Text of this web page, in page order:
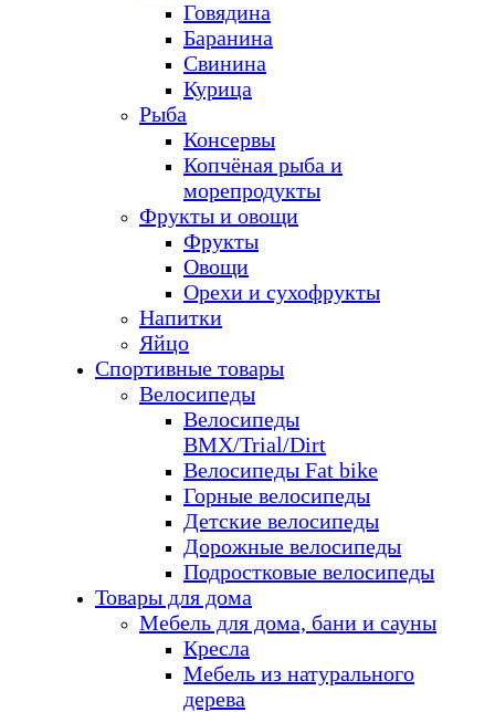
Говядина
Баранина
Свинина
Курица
Рыба
Консервы
Копчёная рыба и
морепродукты
Фрукты и овощи
Фрукты
Овощи
Орехи и сухофрукты
Напитки
Яйцо
Спортивные товары
Велосипеды
Велосипеды
BMX/Trial/Dirt
Велосипеды Fat bike
Горные велосипеды
Детские велосипеды
Дорожные велосипеды
Подростковые велосипеды
Товары для дома
Мебель для дома, бани и сауны
Кресла
Мебель из натурального
дерева